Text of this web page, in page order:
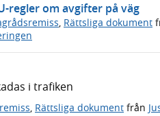
regler om avgifter på väg
, Rättsliga dokument
i trafiken
Rättsliga dokument från